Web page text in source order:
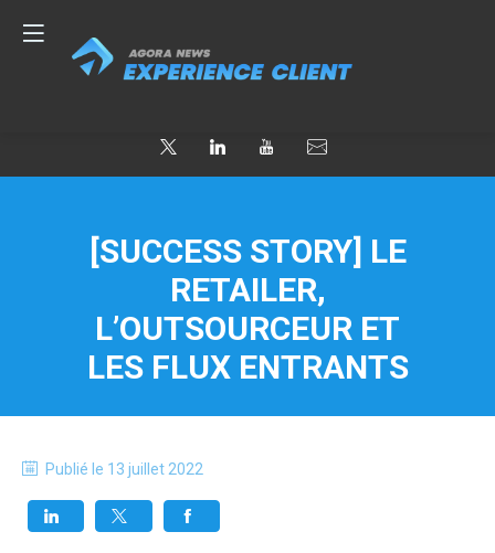
[SUCCESS STORY] LE
RETAILER,
L’OUTSOURCEUR ET
LES FLUX ENTRANTS
Publié le 13 juillet 2022